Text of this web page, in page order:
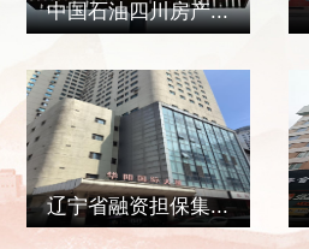
中国石油四川房产...
辽宁省融资担保集...